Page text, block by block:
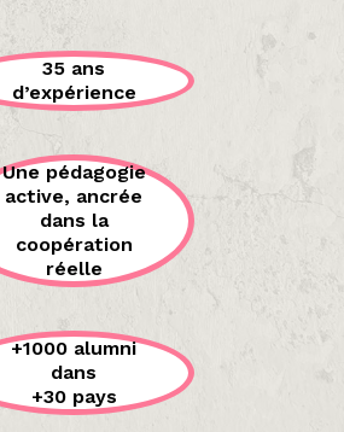
35 ans
d’expérience
Une pédagogie
active, ancrée
dans la
coopération
réelle
+1000 alumni
dans
+30 pays